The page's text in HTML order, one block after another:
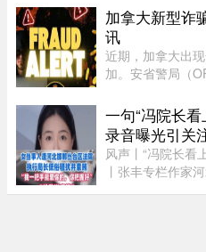
密，伊万卡被贾
宛若刚刚订婚一
加拿大新型诈
讯
近期，加拿大出
加。安省警局（
府机构，已针对
告。加拿大四大
一句“冯院长
录音曝光引关
风声丨“冯院长看
丨张丰专栏作家